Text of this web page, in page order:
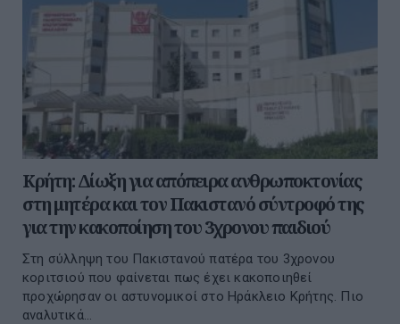
Κρήτη: Δίωξη για απόπειρα ανθρωποκτονίας
στη μητέρα και τον Πακιστανό σύντροφό της
για την κακοποίηση του 3χρονου παιδιού
Στη σύλληψη του Πακιστανού πατέρα του 3χρονου
κοριτσιού που φαίνεται πως έχει κακοποιηθεί
προχώρησαν οι αστυνομικοί στο Ηράκλειο Κρήτης. Πιο
αναλυτικά...